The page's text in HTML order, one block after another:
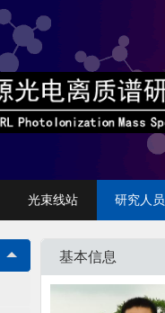
光束线站 研究人员
基本信息